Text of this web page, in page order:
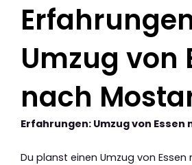
Umzug von
nach
Erfahrungen: Umzug von Essen
Du planst einen Umzug von